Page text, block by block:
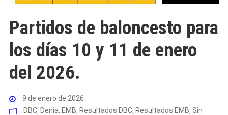
Partidos de baloncesto para
los días 10 y 11 de enero
del 2026.
9 de enero de 2026
DBC, Denia, EMB, Resultados DBC, Resultados EMB, Sin